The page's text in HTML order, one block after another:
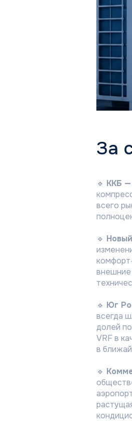
За
🔹 ККБ —
всего
🔹
внешние
🔹 Юг
всегда
долей
VRF в
в
🔹